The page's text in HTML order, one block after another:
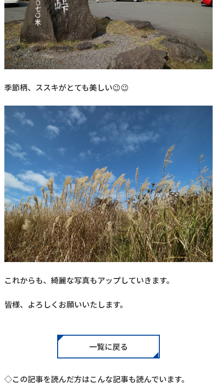
季節柄、ススキがとても美しい😉😉
これからも、綺麗な写真もアップしていきます。
皆様、よろしくお願いいたします。
一覧に戻る
◇この記事を読んだ方はこんな記事も読んでいます。